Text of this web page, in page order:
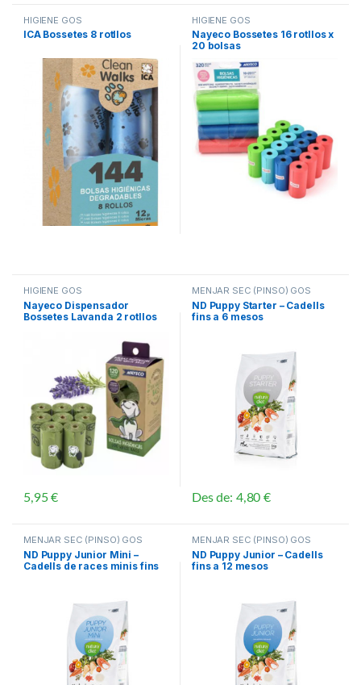
HIGIENE GOS
ICA Bossetes 8 rotllos
HIGIENE GOS
Nayeco Bossetes 16 rotllos x
20 bolsas
HIGIENE GOS
Nayeco Dispensador
Bossetes Lavanda 2 rotllos
5,95€
MENJAR SEC (PINSO) GOS
ND Puppy Starter – Cadells
fins a 6 mesos
Des de: 4,80€
Aquest producte té diverses
MENJAR SEC (PINSO) GOS
ND Puppy Junior Mini –
Cadells de races minis fins
MENJAR SEC (PINSO) GOS
ND Puppy Junior – Cadells
fins a 12 mesos